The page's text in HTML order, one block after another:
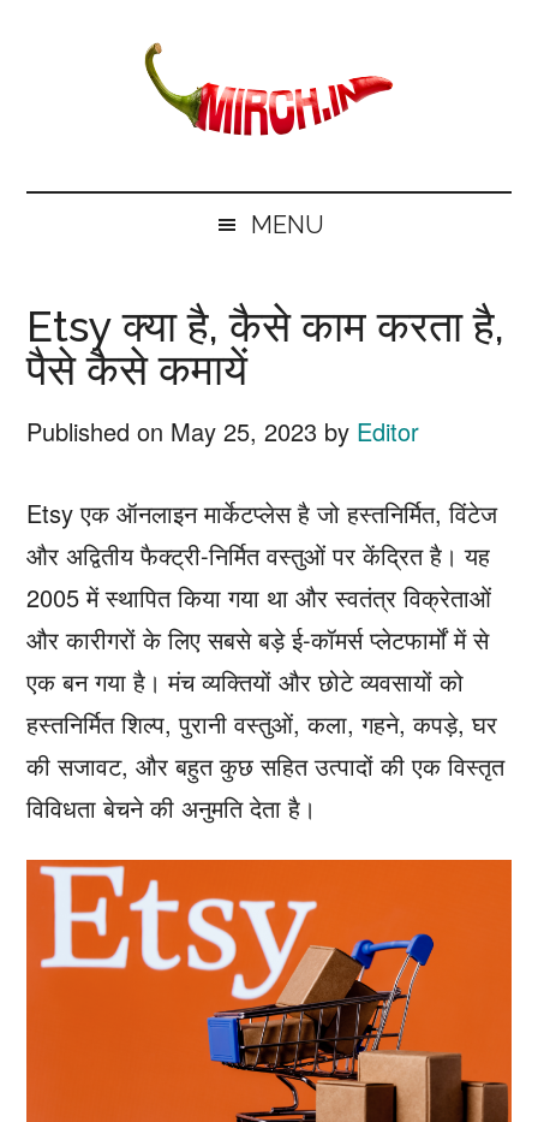
mirch.in
in
Hindi
MENU
Etsy क्या है, कैसे काम करता है,
पैसे कैसे कमायें
Published on May 25, 2023 by Editor
Etsy एक ऑनलाइन मार्केटप्लेस है जो हस्तनिर्मित, विंटेज
और अद्वितीय फैक्ट्री-निर्मित वस्तुओं पर केंद्रित है। यह
2005 में स्थापित किया गया था और स्वतंत्र विक्रेताओं
और कारीगरों के लिए सबसे बड़े ई-कॉमर्स प्लेटफार्मों में से
एक बन गया है। मंच व्यक्तियों और छोटे व्यवसायों को
हस्तनिर्मित शिल्प, पुरानी वस्तुओं, कला, गहने, कपड़े, घर
की सजावट, और बहुत कुछ सहित उत्पादों की एक विस्तृत
विविधता बेचने की अनुमति देता है।